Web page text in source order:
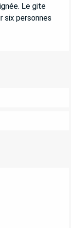
Le gite
six personnes